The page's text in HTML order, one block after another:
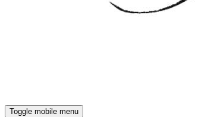
Toggle mobile menu